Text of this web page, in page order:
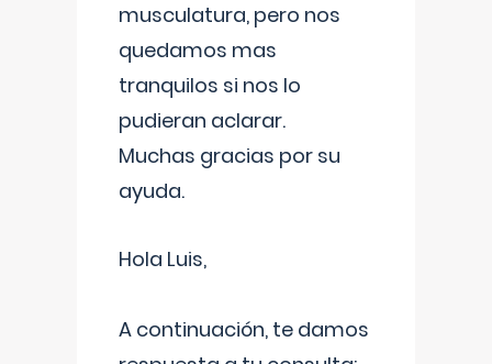
musculatura, pero nos
quedamos mas
tranquilos si nos lo
pudieran aclarar.
Muchas gracias por su
ayuda.
Hola Luis,
A continuación, te damos